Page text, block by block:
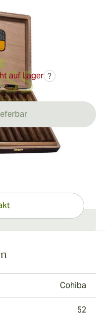
/ 6.1 Zoll
auf Lager ?
Cohiba
52